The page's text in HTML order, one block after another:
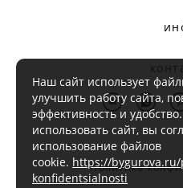
Политика
Наш сайт использует
улучшить работу сайта,
эффективность и
использовать сайт, вы
использование файлов
cookie. https://
konfidentsialnosti